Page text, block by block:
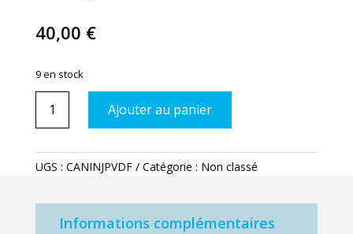
40,00 €
9 en stock
d'injection
4x6
0.3
Ajouter au panier
UGS : CANINJPVDF Catégorie : Non classé
Informations complémentaires